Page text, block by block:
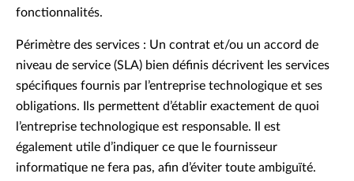
fonctionnalités.
Périmètre des services : Un contrat et/ou un accord de
niveau de service (SLA) bien définis décrivent les services
spécifiques fournis par l’entreprise technologique et ses
obligations. Ils permettent d’établir exactement de quoi
l’entreprise technologique est responsable. Il est
également utile d’indiquer ce que le fournisseur
informatique ne fera pas, afin d’éviter toute ambiguïté.